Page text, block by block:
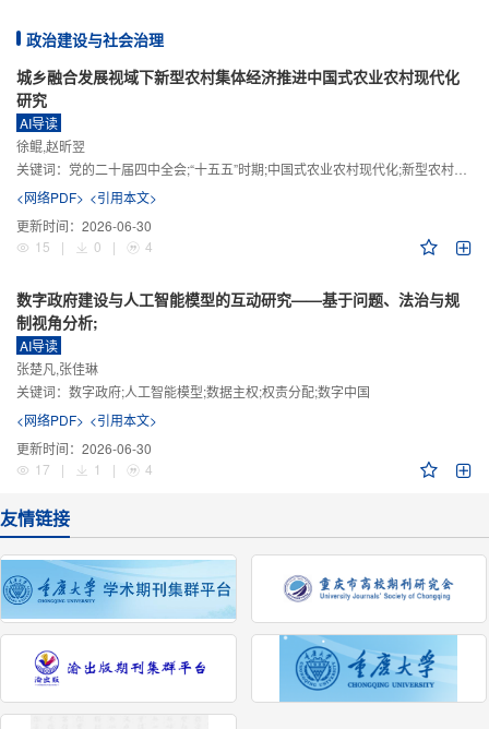
政治建设与社会治理
城乡融合发展视域下新型农村集体经济推进中国式农业农村现代化
研究
AI导读
徐鲲,赵昕翌
关键词： 党的二十届四中全会;“十五五”时期;中国式农业农村现代化;新型农村集体经济;城乡融合发展;新质生产力
<网络PDF> <引用本文>
更新时间： 2026-06-30
15
| 0 | 4
数字政府建设与人工智能模型的互动研究——基于问题、法治与规
制视角分析;
AI导读
张楚凡,张佳琳
关键词： 数字政府;人工智能模型;数据主权;权责分配;数字中国
<网络PDF> <引用本文>
更新时间： 2026-06-30
17
| 1 | 4
友情链接